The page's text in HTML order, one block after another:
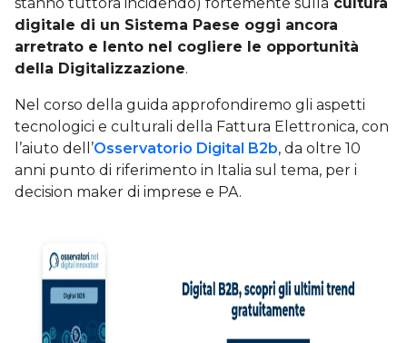
digitale di un Sistema Paese oggi ancora
arretrato e lento nel cogliere le opportunità
della Digitalizzazione.
Nel corso della guida approfondiremo gli aspetti
tecnologici e culturali della Fattura Elettronica, con
l’aiuto dell’Osservatorio Digital B2b, da oltre 10
anni punto di riferimento in Italia sul tema, per i
decision maker di imprese e PA.